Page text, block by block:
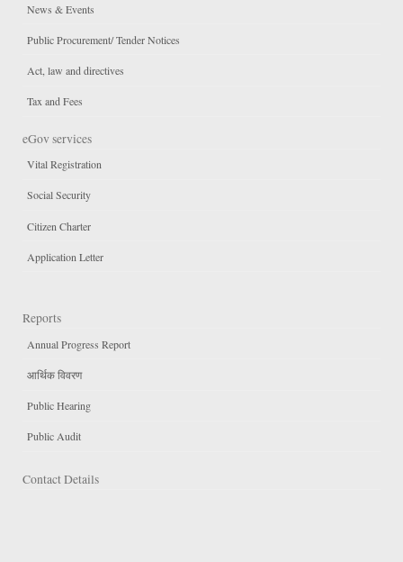
News & Events
Public Procurement/ Tender Notices
Act, law and directives
Tax and Fees
eGov services
Vital Registration
Social Security
Citizen Charter
Application Letter
Reports
Annual Progress Report
आर्थिक विवरण
Public Hearing
Public Audit
Contact Details